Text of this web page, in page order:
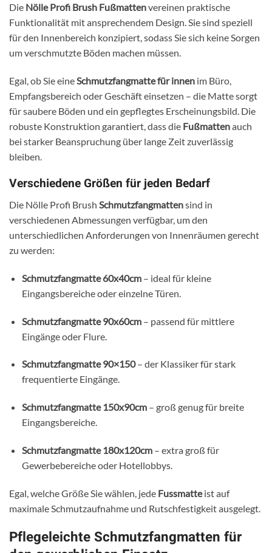
Die Nölle Profi Brush Fußmattenvereinen praktische
Funktionalität mit ansprechendem Design. Sie sind speziell
für den Innenbereich konzipiert, sodass Sie sich keine Sorgen
um verschmutzte Böden machen müssen.
Egal, ob Sie eine Schmutzfangmatte für innen im Büro,
Empfangsbereich oder Geschäft einsetzen – die Matte sorgt
für saubere Böden und ein gepflegtes Erscheinungsbild. Die
robuste Konstruktion garantiert, dass die Fußmattenauch
bei starker Beanspruchung über lange Zeit zuverlässig
bleiben.
Verschiedene Größen für jeden Bedarf
Die Nölle Profi Brush Schmutzfangmattensind in
verschiedenen Abmessungen verfügbar, um den
unterschiedlichen Anforderungen von Innenräumen gerecht
zu werden:
Schmutzfangmatte 60x40cm– ideal für kleine
Eingangsbereiche oder einzelne Türen.
Schmutzfangmatte 90x60cm– passend für mittlere
Eingänge oder Flure.
Schmutzfangmatte 90×150– der Klassiker für stark
frequentierte Eingänge.
Schmutzfangmatte 150x90cm– groß genug für breite
Eingangsbereiche.
Schmutzfangmatte 180x120cm– extra groß für
Gewerbebereiche oder Hotellobbys.
Egal, welche Größe Sie wählen, jede Fussmatteist auf
maximale Schmutzaufnahme und Rutschfestigkeit ausgelegt.
Pflegeleichte Schmutzfangmatten für